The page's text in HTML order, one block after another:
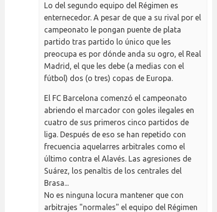
Lo del segundo equipo del Régimen es
enternecedor. A pesar de que a su rival por el
campeonato le pongan puente de plata
partido tras partido lo único que les
preocupa es por dónde anda su ogro, el Real
Madrid, el que les debe (a medias con el
fútbol) dos (o tres) copas de Europa.
El FC Barcelona comenzó el campeonato
abriendo el marcador con goles ilegales en
cuatro de sus primeros cinco partidos de
liga. Después de eso se han repetido con
frecuencia aquelarres arbitrales como el
último contra el Alavés. Las agresiones de
Suárez, los penaltis de los centrales del
Brasa...
No es ninguna locura mantener que con
arbitrajes "normales" el equipo del Régimen